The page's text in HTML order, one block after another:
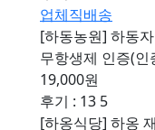
업체직배송
[하동농원] 하동
무항생제 인증(
19,000원
후기 : 13 5
[하옹식당] 하옹